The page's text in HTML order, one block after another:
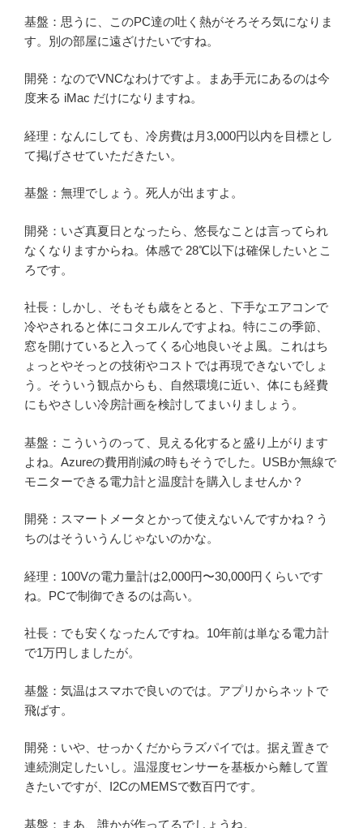
基盤：思うに、このPC達の吐く熱がそろそろ気になりま
す。別の部屋に遠ざけたいですね。
開発：なのでVNCなわけですよ。まあ手元にあるのは今
度来る iMac だけになりますね。
経理：なんにしても、冷房費は月3,000円以内を目標とし
て掲げさせていただきたい。
基盤：無理でしょう。死人が出ますよ。
開発：いざ真夏日となったら、悠長なことは言ってられ
なくなりますからね。体感で 28℃以下は確保したいとこ
ろです。
社長：しかし、そもそも歳をとると、下手なエアコンで
冷やされると体にコタエルんですよね。特にこの季節、
窓を開けていると入ってくる心地良いそよ風。これはち
ょっとやそっとの技術やコストでは再現できないでしょ
う。そういう観点からも、自然環境に近い、体にも経費
にもやさしい冷房計画を検討してまいりましょう。
基盤：こういうのって、見える化すると盛り上がります
よね。Azureの費用削減の時もそうでした。USBか無線で
モニターできる電力計と温度計を購入しませんか？
開発：スマートメータとかって使えないんですかね？う
ちのはそういうんじゃないのかな。
経理：100Vの電力量計は2,000円〜30,000円くらいです
ね。PCで制御できるのは高い。
社長：でも安くなったんですね。10年前は単なる電力計
で1万円しましたが。
基盤：気温はスマホで良いのでは。アプリからネットで
飛ばす。
開発：いや、せっかくだからラズパイでは。据え置きで
連続測定したいし。温湿度センサーを基板から離して置
きたいですが、I2CのMEMSで数百円です。
基盤：まあ、誰かが作ってるでしょうね。